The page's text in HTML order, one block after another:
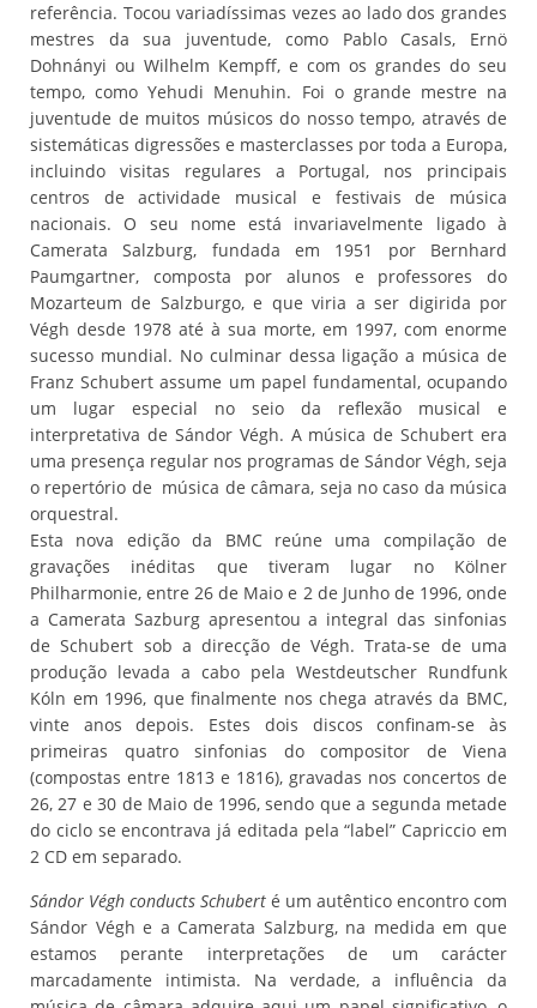
referência. Tocou variadíssimas vezes ao lado dos grandes
mestres da sua juventude, como Pablo Casals, Ernö
Dohnányi ou Wilhelm Kempff, e com os grandes do seu
tempo, como Yehudi Menuhin. Foi o grande mestre na
juventude de muitos músicos do nosso tempo, através de
sistemáticas digressões e masterclasses por toda a Europa,
incluindo visitas regulares a Portugal, nos principais
centros de actividade musical e festivais de música
nacionais. O seu nome está invariavelmente ligado à
Camerata Salzburg, fundada em 1951 por Bernhard
Paumgartner, composta por alunos e professores do
Mozarteum de Salzburgo, e que viria a ser digirida por
Végh desde 1978 até à sua morte, em 1997, com enorme
sucesso mundial. No culminar dessa ligação a música de
Franz Schubert assume um papel fundamental, ocupando
um lugar especial no seio da reflexão musical e
interpretativa de Sándor Végh. A música de Schubert era
uma presença regular nos programas de Sándor Végh, seja
o repertório de música de câmara, seja no caso da música
orquestral.
Esta nova edição da BMC reúne uma compilação de
gravações inéditas que tiveram lugar no Kölner
Philharmonie, entre 26 de Maio e 2 de Junho de 1996, onde
a Camerata Sazburg apresentou a integral das sinfonias
de Schubert sob a direcção de Végh. Trata-se de uma
produção levada a cabo pela Westdeutscher Rundfunk
Kóln em 1996, que finalmente nos chega através da BMC,
vinte anos depois. Estes dois discos confinam-se às
primeiras quatro sinfonias do compositor de Viena
(compostas entre 1813 e 1816), gravadas nos concertos de
26, 27 e 30 de Maio de 1996, sendo que a segunda metade
do ciclo se encontrava já editada pela “label” Capriccio em
2 CD em separado.
Sándor Végh conducts Schubert é um autêntico encontro com
Sándor Végh e a Camerata Salzburg, na medida em que
estamos perante interpretações de um carácter
marcadamente intimista. Na verdade, a influência da